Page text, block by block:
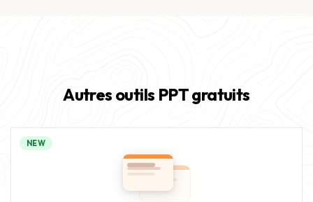
Autres outils PPT gratuits
NEW